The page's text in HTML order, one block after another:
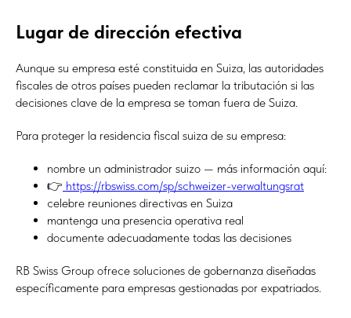
Lugar de dirección efectiva
Aunque su empresa esté constituida en Suiza, las autoridades
fiscales de otros países pueden reclamar la tributación si las
decisiones clave de la empresa se toman fuera de Suiza.
Para proteger la residencia fiscal suiza de su empresa:
nombre un administrador suizo — más información aquí:
👉 https://rbswiss.com/sp/schweizer-verwaltungsrat
celebre reuniones directivas en Suiza
mantenga una presencia operativa real
documente adecuadamente todas las decisiones
RB Swiss Group ofrece soluciones de gobernanza diseñadas
específicamente para empresas gestionadas por expatriados.